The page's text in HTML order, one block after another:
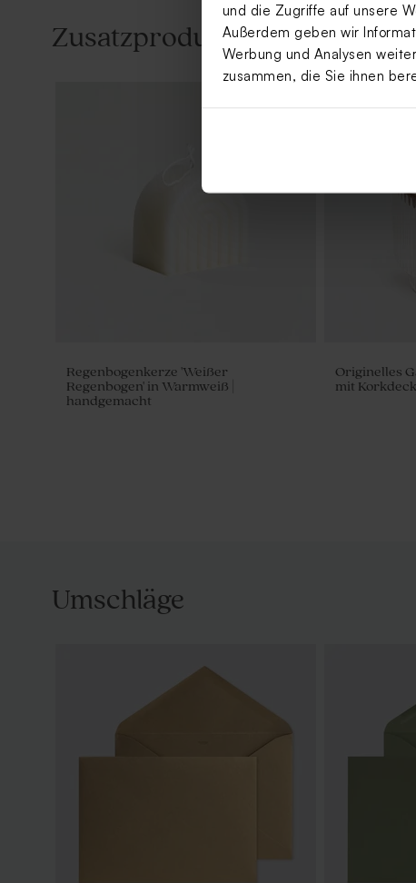
und die Zugriffe auf unsere
Außerdem geben wir
Werbung und Analysen
zusammen, die Sie ihnen
Zusatzprodukte
Regenbogenkerze 'Weißer
Regenbogen' in Warmweiß |
handgemacht
Originelles
mit
Geschenkanhänger `Kalligraphie´ aus
Umschläge